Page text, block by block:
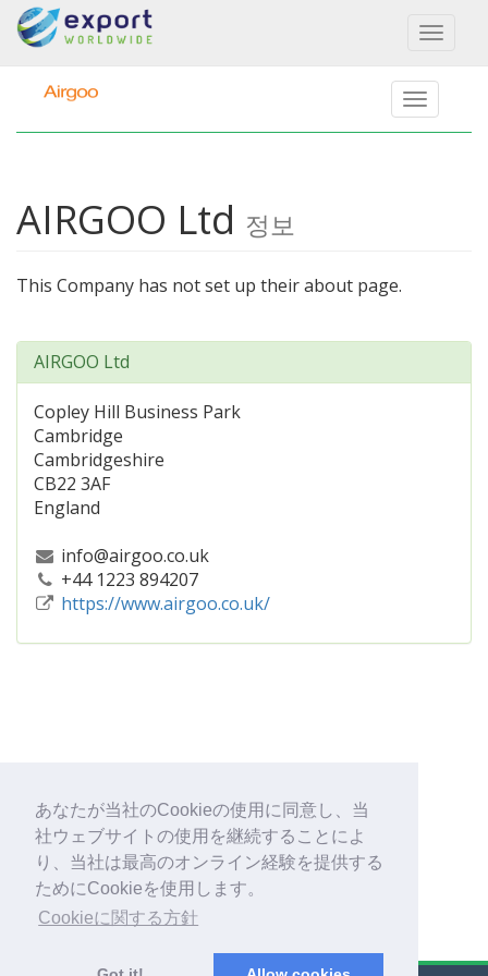
あなたが当社のCookieの使用に同意し、当
社ウェブサイトの使用を継続することによ
り、当社は最高のオンライン経験を提供する
ためにCookieを使用します。
Cookieに関する方針
Toggle
AIRGOO Ltd 정보
This Company has not set up their about page.
AIRGOO Ltd
Copley Hill Business Park
Cambridge
Cambridgeshire
CB22 3AF
England
info@airgoo.co.uk
+44 1223 894207
https://www.airgoo.co.uk/